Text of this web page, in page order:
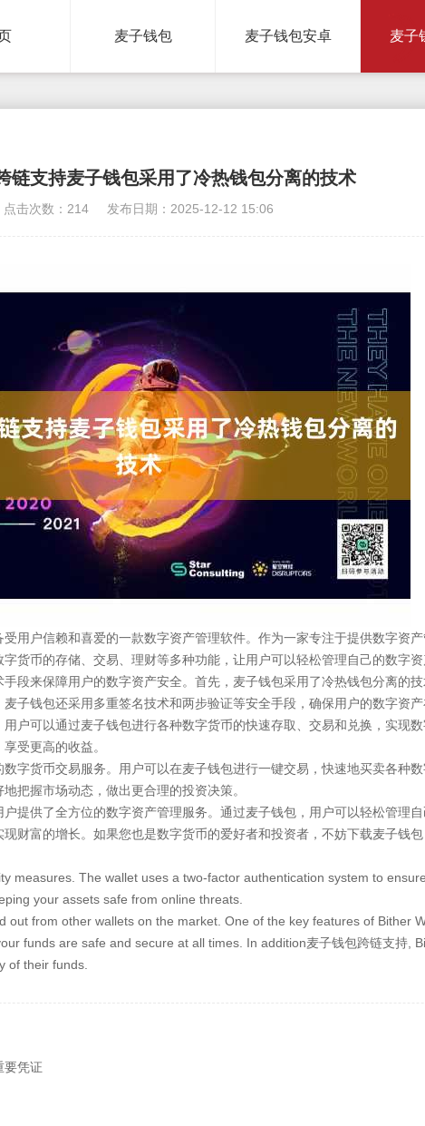
麦子钱包 麦子钱包安卓 麦子
链支持麦子钱包采用了冷热钱包分离的技术
点击次数：214 发布日期：2025-12-12 15:06
用户信赖和喜爱的一款数字资产管理软件。作为一家专注于提供数字资
货币的存储、交易、理财等多种功能，让用户可以轻松管理自己的数字资
段来保障用户的数字资产安全。首先，麦子钱包采用了冷热钱包分离的
子钱包还采用多重签名技术和两步验证等安全手段，确保用户的数字资产
户可以通过麦子钱包进行各种数字货币的快速存取、交易和兑换，实现
受更高的收益。
字货币交易服务。用户可以在麦子钱包进行一键交易，快速地买卖各种
把握市场动态，做出更合理的投资决策。
提供了全方位的数字资产管理服务。通过麦子钱包，用户可以轻松管理
财富的增长。如果您也是数字货币的爱好者和投资者，不妨下载麦子钱
measures. The wallet uses a two-factor authentication system to
your assets safe from online threats.
from other wallets on the market. One of the key features of Bither
funds are safe and secure at all times. In addition麦子钱包跨链支持,
of their funds.
要凭证